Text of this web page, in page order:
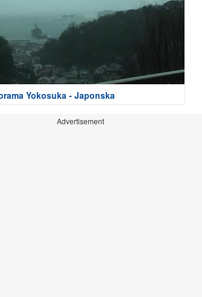
Yokosuka - Japonska
Advertisement